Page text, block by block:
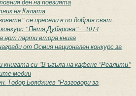
ден на поезията
на Калата
се пресели в по-добрия свят
“Петя Дубарова” – 2014
арт парти втора книга
от Осмия национален конкурс за
си "В ъгъла на кафене "Реалити"
медии
Тодор Бояджиев "Разговори за